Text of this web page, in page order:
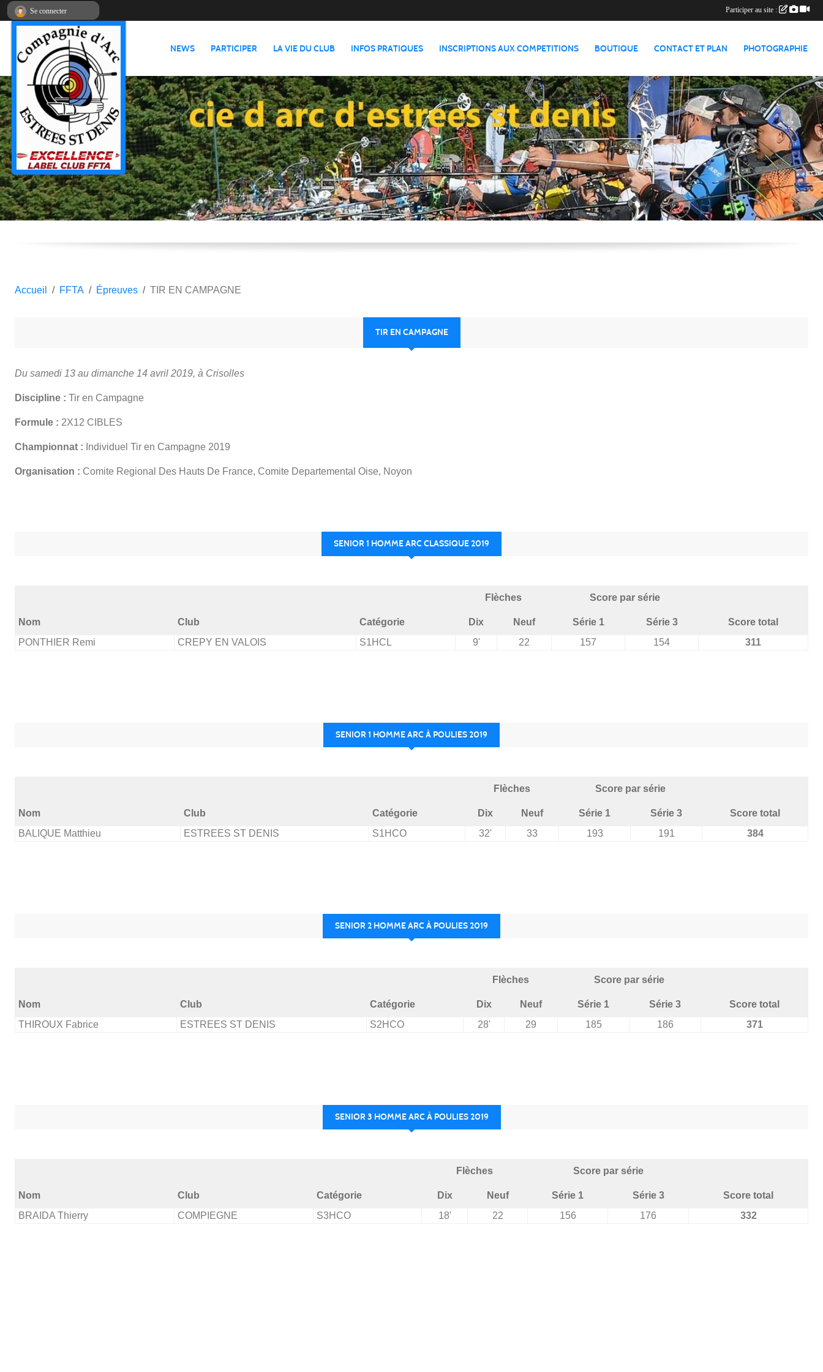
NEWS PARTICIPER LA VIE DU CLUB INFOS PRATIQUES INSCRIPTIONS AUX COMPETITIONS BOUTIQUE CONTACT ET PLAN PHOTOGRAPHIE
Accueil FFTA Épreuves TIR EN CAMPAGNE
TIR EN CAMPAGNE
Du samedi 13 au dimanche 14 avril 2019, à Crisolles
Discipline : Tir en Campagne
Formule : 2X12 CIBLES
Championnat : Individuel Tir en Campagne 2019
Organisation : Comite Regional Des Hauts De France, Comite Departemental Oise, Noyon
SENIOR 1 HOMME ARC CLASSIQUE 2019
Flèches Score par série
Nom Club Catégorie Dix Neuf Série 1 Série 3
Score total
PONTHIER Remi
CREPY EN VALOIS S1HCL 9' 22 157 154 311
SENIOR 1 HOMME ARC À POULIES 2019
Flèches Score par série
Nom Club Catégorie Dix Neuf Série 1 Série 3
Score total
BALIQUE Matthieu
ESTREES ST DENIS S1HCO 32' 33 193 191 384
SENIOR 2 HOMME ARC À POULIES 2019
Flèches Score par série
Nom Club Catégorie Dix Neuf Série 1 Série 3
Score total
THIROUX Fabrice
ESTREES ST DENIS S2HCO 28' 29 185 186 371
SENIOR 3 HOMME ARC À POULIES 2019
Flèches Score par série
Nom Club Catégorie Dix Neuf Série 1 Série 3
Score total
BRAIDA Thierry
COMPIEGNE S3HCO 18' 22 156 176 332
Se connecter Participer au site :
Panneau de gestion des cookies